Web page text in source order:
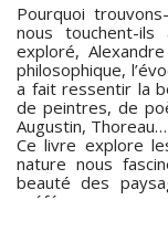
Pourquoi
nous touchent-
exploré,
philosophique,
a fait ressentir la
de peintres, de
Augustin, Thoreau…
Ce livre explore
nature nous
beauté des
préférons ceux
acclimatée